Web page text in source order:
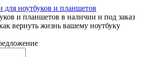
и планшетов в наличии и под заказ
вернуть жизнь вашему ноутбуку